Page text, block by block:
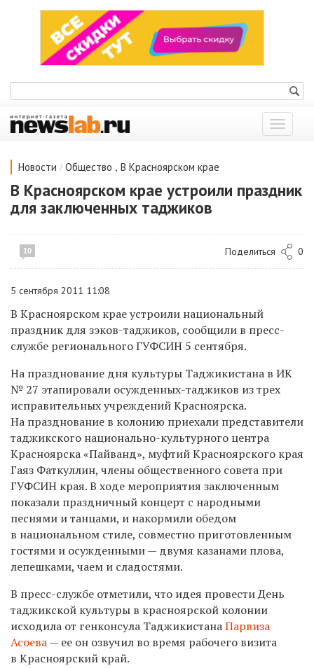
Показать
меню
Новости / Общество , В Красноярском крае
В Красноярском крае устроили праздник
для заключенных таджиков
10 Поделиться 0
5 сентября 2011 11:08
В Красноярском крае устроили национальный
праздник для зэков-таджиков, сообщили в пресс-
службе регионального ГУФСИН 5 сентября.
На празднование дня культуры Таджикистана в ИК
№ 27 этапировали осужденных-таджиков из трех
исправительных учреждений Красноярска.
На празднование в колонию приехали представители
таджикского национально-культурного центра
Красноярска «Пайванд», муфтий Красноярского края
Гаяз Фаткуллин, члены общественного совета при
ГУФСИН края. В ходе мероприятия заключенным
показали праздничный концерт с народными
песнями и танцами, и накормили обедом
в национальном стиле, совместно приготовленным
гостями и осужденными — двумя казанами плова,
лепешками, чаем и сладостями.
В пресс-службе отметили, что идея провести День
таджикской культуры в красноярской колонии
исходила от генконсула ТаджикистанаПарвиза
Асоева— ее он озвучил во время рабочего визита
в Красноярский край.